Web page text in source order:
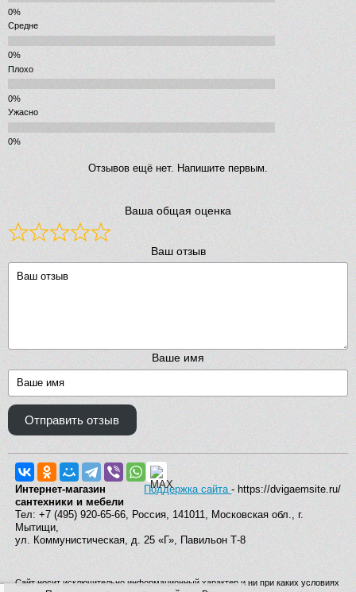
Средне
Плохо
Ужасно
Отзывов ещё нет. Напишите первым.
Ваша общая оценка
Ваш отзыв
Ваше имя
Отправить отзыв
Поддержка сайта- https://dvigaemsite.ru/
Интернет-магазин
сантехники и мебели
Тел: +7 (495) 920-65-66, Россия, 141011, Московская обл., г.
Мытищи,
ул. Коммунистическая, д. 25 «Г», Павильон Т-8
Сайт носит исключительно информационный характер и ни при каких условиях